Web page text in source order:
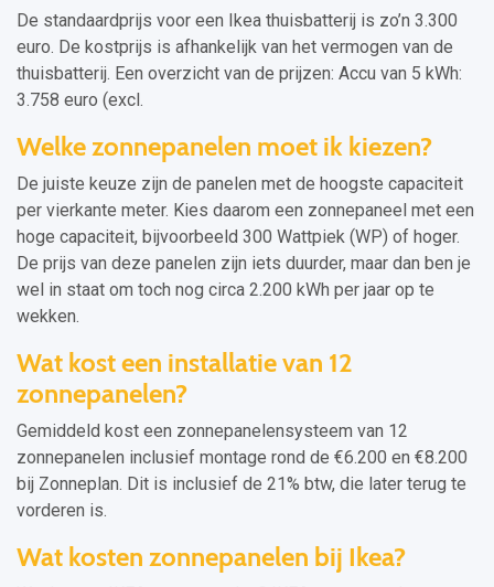
De standaardprijs voor een Ikea thuisbatterij is zo’n 3.300
euro. De kostprijs is afhankelijk van het vermogen van de
thuisbatterij. Een overzicht van de prijzen: Accu van 5 kWh:
3.758 euro (excl.
Welke zonnepanelen moet ik kiezen?
De juiste keuze zijn de panelen met de hoogste capaciteit
per vierkante meter. Kies daarom een zonnepaneel met een
hoge capaciteit, bijvoorbeeld 300 Wattpiek (WP) of hoger.
De prijs van deze panelen zijn iets duurder, maar dan ben je
wel in staat om toch nog circa 2.200 kWh per jaar op te
wekken.
Wat kost een installatie van 12
zonnepanelen?
Gemiddeld kost een zonnepanelensysteem van 12
zonnepanelen inclusief montage rond de €6.200 en €8.200
bij Zonneplan. Dit is inclusief de 21% btw, die later terug te
vorderen is.
Wat kosten zonnepanelen bij Ikea?